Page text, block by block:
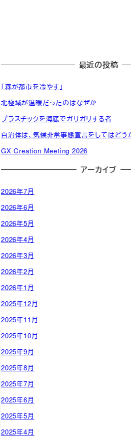
発
起
人
員
（役
員）
起
一
員
最近の投稿
「森が都市を冷やす」
北極域が温暖だったのはなぜか
プラスチックを海底でガリガリする者
自治体は、気候非常事態宣言をしてはどう
GX Creation Meeting 2026
アーカイブ
2026年7月
2026年6月
2026年5月
2026年4月
2026年3月
2026年2月
2026年1月
2025年12月
2025年11月
2025年10月
2025年9月
2025年8月
2025年7月
2025年6月
2025年5月
2025年4月